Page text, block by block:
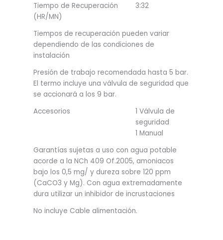
Tiempo de Recuperación
(HR/MN)
3:32
Tiempos de recuperación pueden variar
dependiendo de las condiciones de
instalación
Presión de trabajo recomendada hasta 5 bar.
El termo incluye una válvula de seguridad que
se accionará a los 9 bar.
Accesorios
1 Válvula de
seguridad
1 Manual
Garantías sujetas a uso con agua potable
acorde a la NCh 409 Of.2005, amoniacos
bajo los 0,5 mg/ y dureza sobre 120 ppm
(CaCO3 y Mg). Con agua extremadamente
dura utilizar un inhibidor de incrustaciones
No incluye Cable alimentación.